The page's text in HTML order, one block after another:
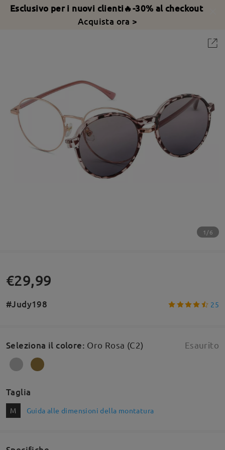
Esclusivo per i nuovi clienti🔥-30% al checkout
Acquista ora >
1/6
€29,99
#Judy198 25
Seleziona il colore: Oro Rosa (C2) Esaurito
Taglia
M Guida alle dimensioni della montatura